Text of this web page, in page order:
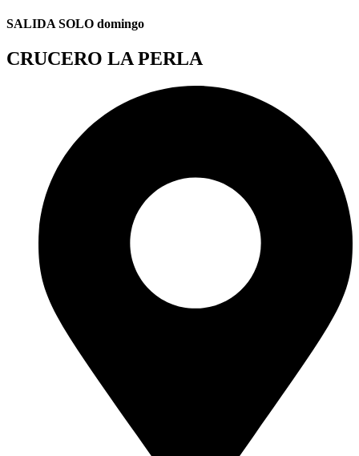
SALIDA SOLO domingo
CRUCERO LA PERLA